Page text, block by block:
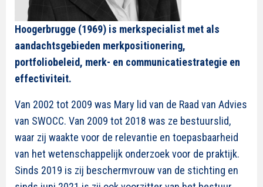
Hoogerbrugge (1969) is merkspecialist met als
aandachtsgebieden merkpositionering,
portfoliobeleid, merk- en communicatiestrategie en
effectiviteit.
Van 2002 tot 2009 was Mary lid van de Raad van Advies
van SWOCC. Van 2009 tot 2018 was ze bestuurslid,
waar zij waakte voor de relevantie en toepasbaarheid
van het wetenschappelijk onderzoek voor de praktijk.
Sinds 2019 is zij beschermvrouw van de stichting en